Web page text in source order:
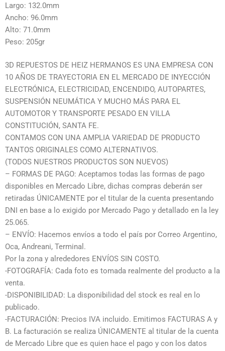
Largo: 132.0mm
Ancho: 96.0mm
Alto: 71.0mm
Peso: 205gr
3D REPUESTOS DE HEIZ HERMANOS ES UNA EMPRESA CON
10 AÑOS DE TRAYECTORIA EN EL MERCADO DE INYECCIÓN
ELECTRÓNICA, ELECTRICIDAD, ENCENDIDO, AUTOPARTES,
SUSPENSIÓN NEUMÁTICA Y MUCHO MÁS PARA EL
AUTOMOTOR Y TRANSPORTE PESADO EN VILLA
CONSTITUCIÓN, SANTA FE.
CONTAMOS CON UNA AMPLIA VARIEDAD DE PRODUCTO
TANTOS ORIGINALES COMO ALTERNATIVOS.
(TODOS NUESTROS PRODUCTOS SON NUEVOS)
– FORMAS DE PAGO: Aceptamos todas las formas de pago
disponibles en Mercado Libre, dichas compras deberán ser
retiradas ÚNICAMENTE por el titular de la cuenta presentando
DNI en base a lo exigido por Mercado Pago y detallado en la ley
25.065.
– ENVÍO: Hacemos envíos a todo el país por Correo Argentino,
Oca, Andreani, Terminal.
Por la zona y alrededores ENVÍOS SIN COSTO.
-FOTOGRAFÍA: Cada foto es tomada realmente del producto a la
venta.
-DISPONIBILIDAD: La disponibilidad del stock es real en lo
publicado.
-FACTURACIÓN: Precios IVA incluido. Emitimos FACTURAS A y
B. La facturación se realiza ÚNICAMENTE al titular de la cuenta
de Mercado Libre que es quien hace el pago y con los datos